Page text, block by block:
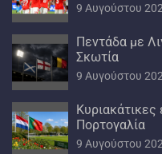
9 Αυγούστου
Πεντάδα με
Σκωτία
9 Αυγούστου
Πορτογαλία
9 Αυγούστου